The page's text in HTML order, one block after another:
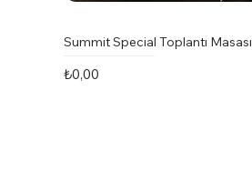
Summit Special Toplantı Masası
Fiyat
₺0,00